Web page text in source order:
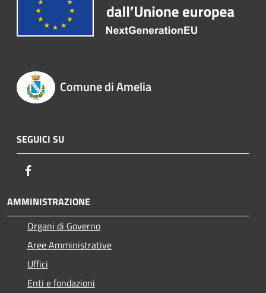
Comune di Amelia
SEGUICI SU
AMMINISTRAZIONE
Organi di Governo
Aree Amministrative
Uffici
Enti e fondazioni